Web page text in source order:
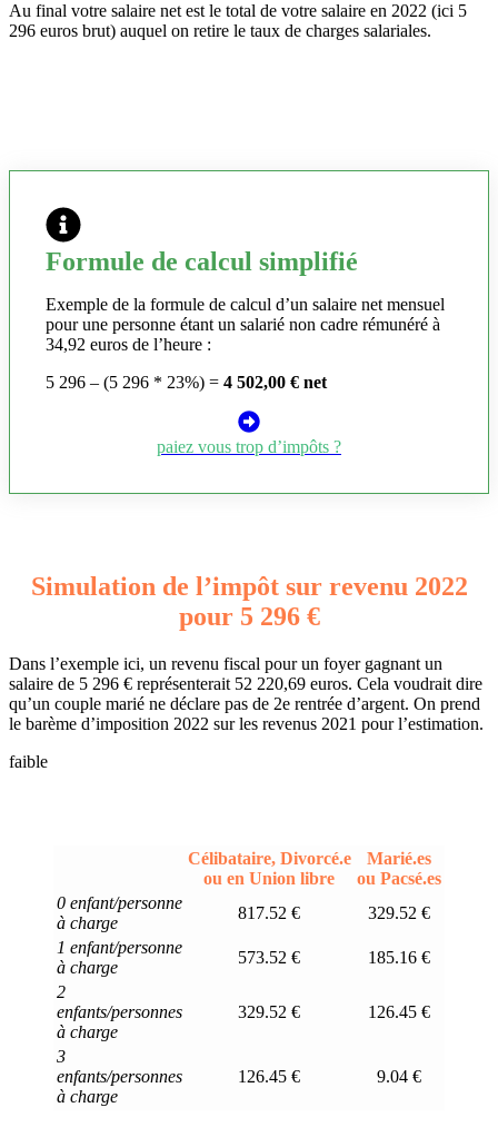
Au final votre salaire net est le total de votre salaire en 2022 (ici 5
296 euros brut) auquel on retire le taux de charges salariales.
Formule de calcul simplifié
Exemple de la formule de calcul d’un salaire net mensuel
pour une personne étant un salarié non cadre rémunéré à
34,92 euros de l’heure :
5 296 – (5 296 * 23%) = 4 502,00 € net
paiez vous trop d’impôts ?
Simulation de l’impôt sur revenu 2022
pour 5 296 €
Dans l’exemple ici, un revenu fiscal pour un foyer gagnant un
salaire de 5 296 € représenterait 52 220,69 euros. Cela voudrait dire
qu’un couple marié ne déclare pas de 2e rentrée d’argent. On prend
le barème d’imposition 2022 sur les revenus 2021 pour l’estimation.
faible
Célibataire, Divorcé.e
ou en Union libre
Marié.es
ou Pacsé.es
0 enfant/personne
à charge
817.52 €
329.52 €
1 enfant/personne
à charge
573.52 €
185.16 €
2
enfants/personnes
à charge
329.52 € 126.45 €
3
enfants/personnes
à charge
126.45 € 9.04 €